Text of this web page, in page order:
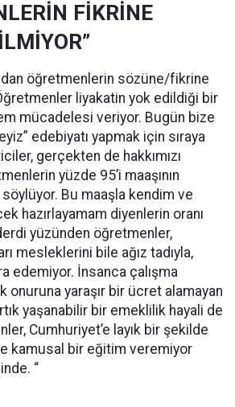
FİKRİNE
öğretmenlerin sözüne/fikrine
liyakatin yok edildiği bir
mücadelesi veriyor. Bugün bize
edebiyatı yapmak için sıraya
gerçekten de hakkımızı
yüzde 95’i maaşının
Bu maaşla kendim ve
hazırlayamam diyenlerin oranı
yüzünden öğretmenler,
mesleklerini bile ağız tadıyla,
edemiyor. İnsanca çalışma
onuruna yaraşır bir ücret alamayan
yaşanabilir bir emeklilik hayali de
Cumhuriyet’e layık bir şekilde
kamusal bir eğitim veremiyor
“